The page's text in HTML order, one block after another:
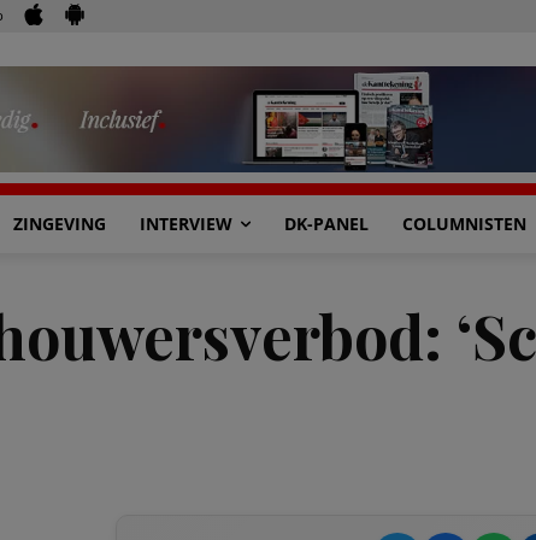
ZINGEVING INTERVIEW DK-PANEL COLUMNISTEN